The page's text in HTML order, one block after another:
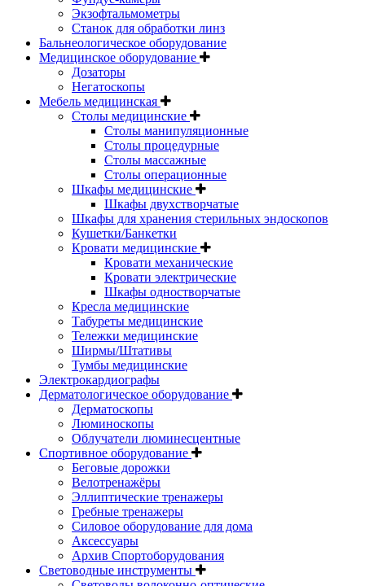
Экзофтальмометры
Станок для обработки линз
Бальнеологическое оборудование
Медицинское оборудование
Дозаторы
Негатоскопы
Мебель медицинская
Столы медицинские
Столы манипуляционные
Столы процедурные
Столы массажные
Столы операционные
Шкафы медицинские
Шкафы двухстворчатые
Шкафы для хранения стерильных эндоскопов
Кушетки/Банкетки
Кровати медицинские
Кровати механические
Кровати электрические
Шкафы одностворчатые
Кресла медицинские
Табуреты медицинские
Тележки медицинские
Ширмы/Штативы
Тумбы медицинские
Электрокардиографы
Дерматологическое оборудование
Дерматоскопы
Люминоскопы
Облучатели люминесцентные
Спортивное оборудование
Беговые дорожки
Велотренажёры
Эллиптические тренажеры
Гребные тренажеры
Силовое оборудование для дома
Аксессуары
Архив Спортоборудования
Световодные инструменты